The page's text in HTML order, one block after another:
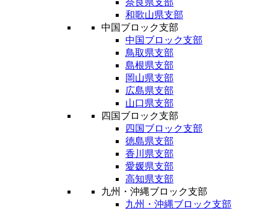
奈良県支部
和歌山県支部
中国ブロック支部
中国ブロック支部
鳥取県支部
島根県支部
岡山県支部
広島県支部
山口県支部
四国ブロック支部
四国ブロック支部
徳島県支部
香川県支部
愛媛県支部
高知県支部
九州・沖縄ブロック支部
九州・沖縄ブロック支部